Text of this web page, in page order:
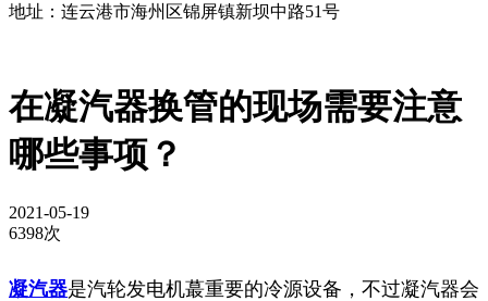
地址：连云港市海州区锦屏镇新坝中路51号
在凝汽器换管的现场需要注意
哪些事项？
2021-05-19
6398次
凝汽器是汽轮发电机蕞重要的冷源设备，不过凝汽器会